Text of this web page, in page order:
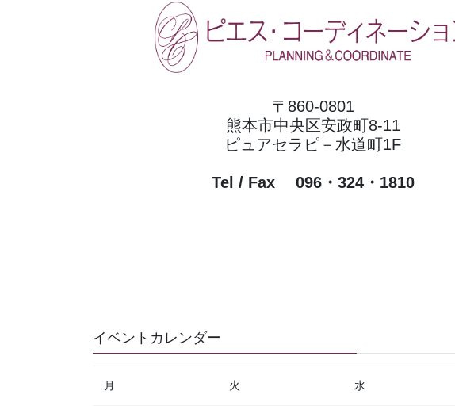
〒860-0801
熊本市中央区安政町8-11
ピュアセラピ－水道町1F
Tel / Fax 096・324・1810
イベントカレンダー
月 火 水